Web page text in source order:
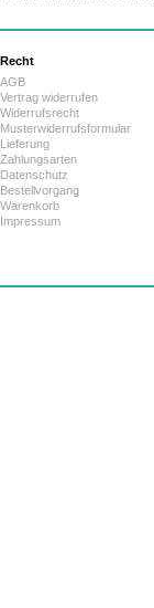
Recht
AGB
Vertrag widerrufen
Widerrufsrecht
Musterwiderrufsformular
Lieferung
Zahlungsarten
Datenschutz
Bestellvorgang
Warenkorb
Impressum